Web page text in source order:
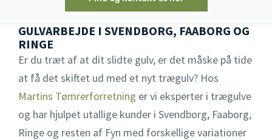
Køkken
Opsætning af hegn
Renovering
GULVARBEJDE I SVENDBORG, FAABORG OG
RINGE
Er du træt af at dit slidte gulv, er det måske på tide
at få det skiftet ud med et nyt trægulv? Hos
Martins Tømrerforretning er vi eksperter i trægulve
og har hjulpet utallige kunder i Svendborg, Faaborg,
Ringe og resten af Fyn med forskellige variationer